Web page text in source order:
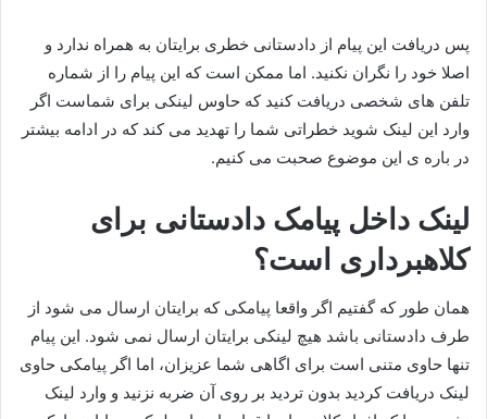
پس دریافت این پیام از دادستانی خطری برایتان به همراه ندارد و
اصلا خود را نگران نکنید. اما ممکن است که این پیام را از شماره
تلفن های شخصی دریافت کنید که حاوس لینکی برای شماست اگر
وارد این لینک شوید خطراتی شما را تهدید می کند که در ادامه بیشتر
در باره ی این موضوع صحبت می کنیم.
لینک داخل پیامک دادستانی برای
کلاهبرداری است؟
همان طور که گفتیم اگر واقعا پیامکی که برایتان ارسال می شود از
طرف دادستانی باشد هیچ لینکی برایتان ارسال نمی شود. این پیام
تنها حاوی متنی است برای اگاهی شما عزیزان، اما اگر پیامکی حاوی
لینک دریافت کردید بدون تردید بر روی آن ضربه نزنید و وارد لینک